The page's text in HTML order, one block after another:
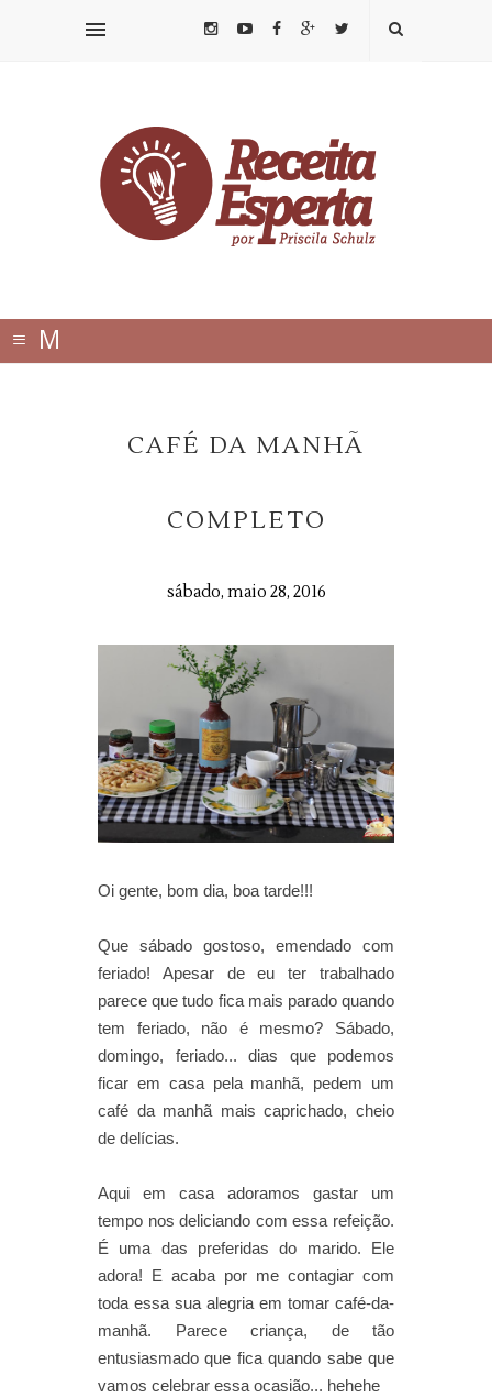
≡ M
CAFÉ DA MANHÃ
COMPLETO
sábado, maio 28, 2016
Oi gente, bom dia, boa tarde!!!
Que sábado gostoso, emendado com
feriado! Apesar de eu ter trabalhado
parece que tudo fica mais parado quando
tem feriado, não é mesmo? Sábado,
domingo, feriado... dias que podemos
ficar em casa pela manhã, pedem um
café da manhã mais caprichado, cheio
de delícias.
Aqui em casa adoramos gastar um
tempo nos deliciando com essa refeição.
É uma das preferidas do marido. Ele
adora! E acaba por me contagiar com
toda essa sua alegria em tomar café-da-
manhã. Parece criança, de tão
entusiasmado que fica quando sabe que
vamos celebrar essa ocasião... hehehe